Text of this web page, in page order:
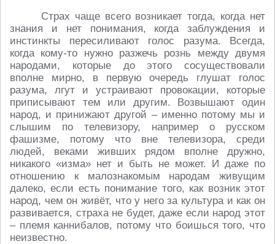
Страх чаще всего возникает тогда, когда нет
знания и нет понимания, когда заблуждения и
инстинкты пересиливают голос разума. Всегда,
когда кому-то нужно разжечь рознь между двумя
народами, которые до этого сосуществовали
вполне мирно, в первую очередь глушат голос
разума, лгут и устраивают провокации, которые
приписывают тем или другим. Возвышают один
народ, и принижают другой – именно потому мы и
слышим по телевизору, например о русском
фашизме, потому что вне телевизора, среди
людей, веками живших рядом вполне дружно,
никакого «изма» нет и быть не может. И даже по
отношению к малознакомым народам живущим
далеко, если есть понимание того, как возник этот
народ, чем он живёт, что у него за культура и как он
развивается, страха не будет, даже если народ этот
– племя каннибалов, потому что боишься того, что
неизвестно.